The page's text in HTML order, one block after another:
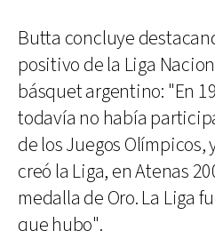
Butta concluye
positivo de la Liga
básquet argentino: "En
todavía no había
de los Juegos Olímpicos,
creó la Liga, en Atenas
medalla de Oro. La Liga
que hubo".